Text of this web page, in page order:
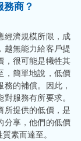
商？
經濟規模所限，成
越無能力給客戶提
，很可能是犧牲其
，簡單地說，低價
的補償。因此，
服務有所要求。
所提供的低價，是
分享，他們的低價
素而達至。